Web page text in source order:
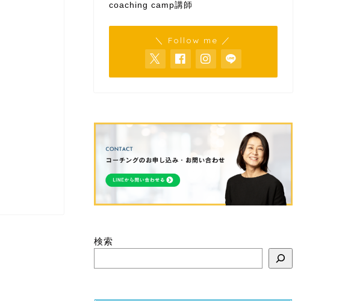
coaching camp講師
＼ Follow me ／
検索